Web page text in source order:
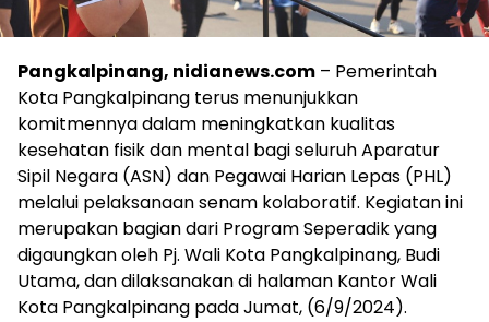
Pangkalpinang, nidianews.com – Pemerintah
Kota Pangkalpinang terus menunjukkan
komitmennya dalam meningkatkan kualitas
kesehatan fisik dan mental bagi seluruh Aparatur
Sipil Negara (ASN) dan Pegawai Harian Lepas (PHL)
melalui pelaksanaan senam kolaboratif. Kegiatan ini
merupakan bagian dari Program Seperadik yang
digaungkan oleh Pj. Wali Kota Pangkalpinang, Budi
Utama, dan dilaksanakan di halaman Kantor Wali
Kota Pangkalpinang pada Jumat, (6/9/2024).